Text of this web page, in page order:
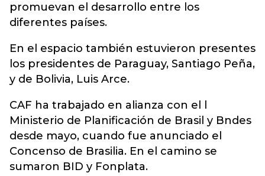
promuevan el desarrollo entre los
diferentes países.
En el espacio también estuvieron presentes
los presidentes de Paraguay, Santiago Peña,
y de Bolivia, Luis Arce.
CAF ha trabajado en alianza con el l
Ministerio de Planificación de Brasil y Bndes
desde mayo, cuando fue anunciado el
Concenso de Brasilia. En el camino se
sumaron BID y Fonplata.